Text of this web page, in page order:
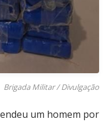
Brigada Militar / Divulgação
um homem por